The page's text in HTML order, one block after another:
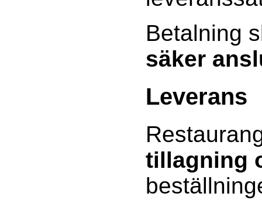
Betalning
säker
Leverans
tillagning